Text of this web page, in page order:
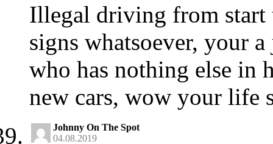
Illegal driving from start
signs whatsoever, your
who has nothing else in
new cars, wow your life
Johnny On The Spot
04.08.2019